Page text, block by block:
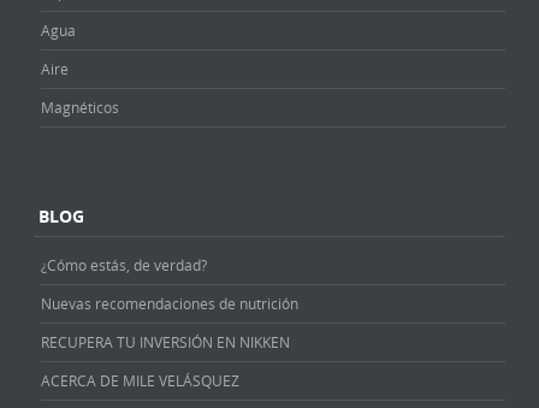
Agua
Aire
Magnéticos
BLOG
¿Cómo estás, de verdad?
Nuevas recomendaciones de nutrición
RECUPERA TU INVERSIÓN EN NIKKEN
ACERCA DE MILE VELÁSQUEZ